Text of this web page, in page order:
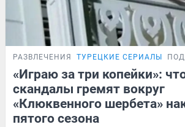
РАЗВЛЕЧЕНИЯ ТУРЕЦКИЕ СЕРИАЛЫ
«Играю за три копейки»:
скандалы гремят вокруг
«Клюквенного шербета»
пятого сезона